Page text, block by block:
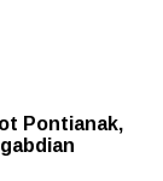
Pontianak,